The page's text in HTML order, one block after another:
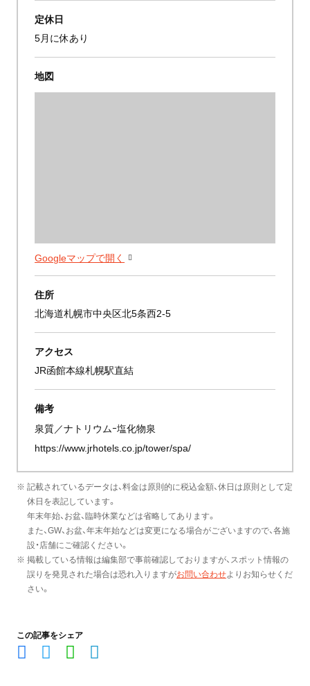
定休日
5月に休あり
地図
Googleマップで開く
住所
北海道札幌市中央区北5条西2-5
アクセス
JR函館本線札幌駅直結
備考
泉質／ナトリウムｰ塩化物泉
https://www.jrhotels.co.jp/tower/spa/
※ 記載されているデータは、料金は原則的に税込金額、休日は原則として定
休日を表記しています。
年末年始、お盆、臨時休業などは省略してあります。
また、GW、お盆、年末年始などは変更になる場合がございますので、各施
設・店舗にご確認ください。
※ 掲載している情報は編集部で事前確認しておりますが、スポット情報の
誤りを発見された場合は恐れ入りますがお問い合わせよりお知らせくだ
さい。
この記事をシェア